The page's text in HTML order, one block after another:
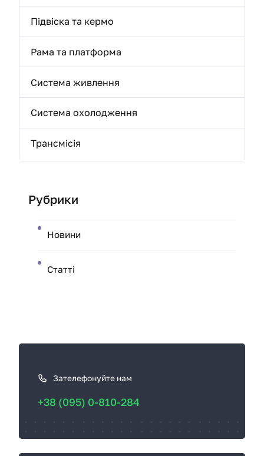
Підвіска та кермо
Рама та платформа
Система живлення
Система охолодження
Трансмісія
Рубрики
Новини
Статті
К
з
а
Зателефонуйте нам
+38 (095) 0-810-284